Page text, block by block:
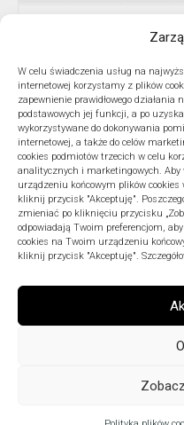
W celu świadczenia usług na
internetowej korzystamy z plików
zapewnienie prawidłowego
podstawowych jej funkcji, a po
wykorzystywane do dokonywania
internetowej, a także do celów
cookies podmiotów trzecich w celu
analitycznych i marketingowych.
urządzeniu końcowym plików
kliknij przycisk "Akceptuję".
zmieniać po kliknięciu przycisku
odpowiadają Twoim preferencjom,
cookies na Twoim urządzeniu
kliknij przycisk "Akceptuję".
10
11 12
17
18 19
24
25 26
31
« lip
ARCHIWA
ExpertClick © 2026.